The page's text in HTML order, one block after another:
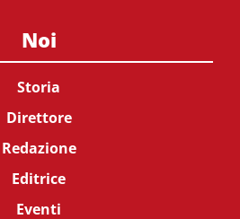
Noi
Storia
Direttore
Redazione
Editrice
Eventi